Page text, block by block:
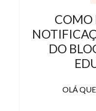
COMO
DO
OLÁ